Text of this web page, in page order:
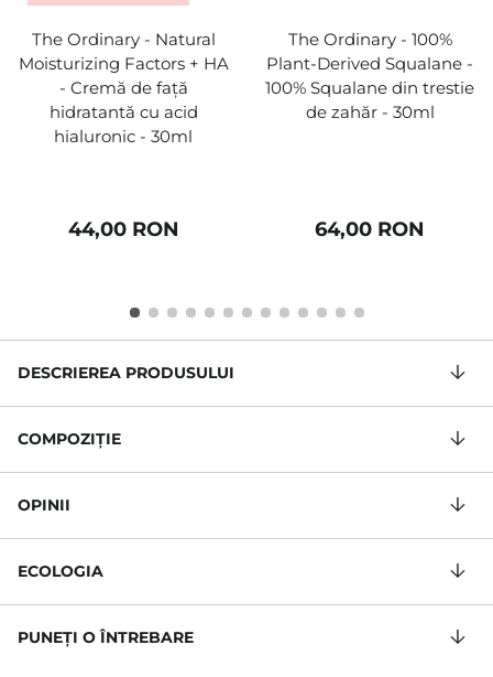
The Ordinary - Natural
Moisturizing Factors + HA
- Cremă de față
hidratantă cu acid
hialuronic - 30ml
44,00 RON
The Ordinary - 100%
Plant-Derived Squalane -
100% Squalane din trestie
de zahăr - 30ml
64,00 RON
DESCRIEREA PRODUSULUI
COMPOZIŢIE
OPINII
ECOLOGIA
PUNEȚI O ÎNTREBARE